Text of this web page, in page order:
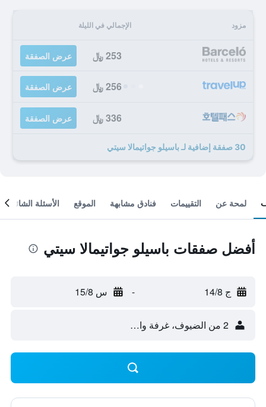
مزود الإجمالي في الليلة
253 ﷼ عرض الصفقة
256 ﷼ عرض الصفقة
336 ﷼ عرض الصفقة
30 صفقة إضافية لـ باسيلو جواتيمالا سيتي
لمحة عن التقييمات فنادق مشابهة الموقع الأسئلة الشائعة
أفضل صفقات باسيلو جواتيمالا سيتي
ج 14/8 - س 15/8
2 من الضيوف، غرفة واحدة